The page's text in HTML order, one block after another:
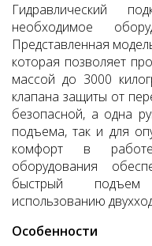
Гидравлический
необходимое
Представленная
которая позволяет
массой до 3000
клапана защиты от
безопасной, а одна
подъема, так и для
комфорт в
оборудования
быстрый подъем
использованию
Особенности